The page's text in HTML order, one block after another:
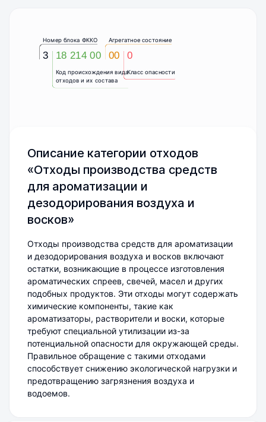
3
Номер блока ФККО
Код происхождения вида
отходов и их состава
18 214 00
Агрегатное состояние
00
Класс опасности
0
Описание категории отходов
«Отходы производства средств
для ароматизации и
дезодорирования воздуха и
восков»
Отходы производства средств для ароматизации
и дезодорирования воздуха и восков включают
остатки, возникающие в процессе изготовления
ароматических спреев, свечей, масел и других
подобных продуктов. Эти отходы могут содержать
химические компоненты, такие как
ароматизаторы, растворители и воски, которые
требуют специальной утилизации из-за
потенциальной опасности для окружающей среды.
Правильное обращение с такими отходами
способствует снижению экологической нагрузки и
предотвращению загрязнения воздуха и
водоемов.